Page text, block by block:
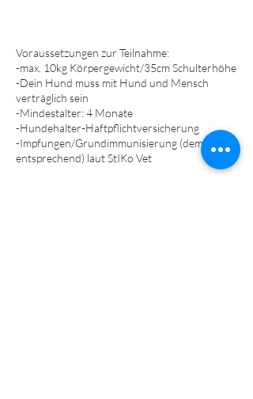
Voraussetzungen zur Teilnahme:
-max. 10kg Körpergewicht/35cm Schulterhöhe
-Dein Hund muss mit Hund und Mensch
verträglich sein
-Mindestalter: 4 Monate
-Hundehalter-Haftpflichtversicherung
-Impfungen/Grundimmunisierung (dem Alter
entsprechend) laut StIKo Vet​​